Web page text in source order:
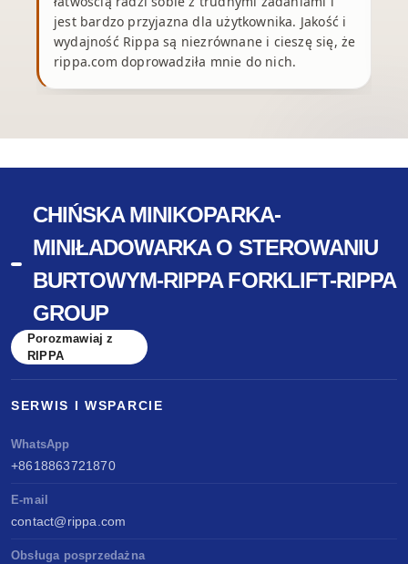
jest bardzo przyjazna dla użytkownika. Jakość i
wydajność Rippa są niezrównane i cieszę się, że
rippa.com doprowadziła mnie do nich.
CHIŃSKA MINIKOPARKA-
MINIŁADOWARKA O STEROWANIU
BURTOWYM-RIPPA FORKLIFT-RIPPA
GROUP
Porozmawiaj z
RIPPA
SERWIS I WSPARCIE
WhatsApp
+8618863721870
E-mail
contact@rippa.com
Obsługa posprzedażna